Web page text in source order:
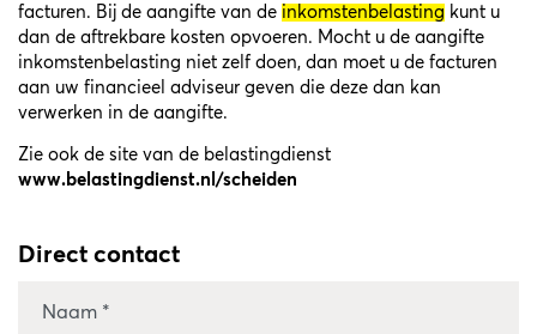
facturen. Bij de aangifte van de inkomstenbelasting kunt u
dan de aftrekbare kosten opvoeren. Mocht u de aangifte
inkomstenbelasting niet zelf doen, dan moet u de facturen
aan uw financieel adviseur geven die deze dan kan
verwerken in de aangifte.
Zie ook de site van de belastingdienst
www.belastingdienst.nl/scheiden
Direct contact